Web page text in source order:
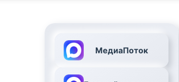
МедиаПоток